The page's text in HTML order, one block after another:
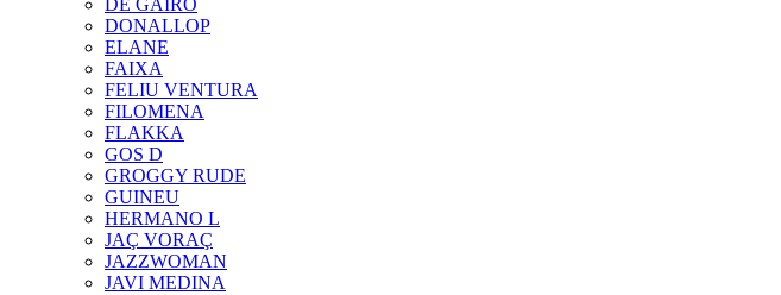
DE GAIRÓ
DONALLOP
ELANE
FAIXA
FELIU VENTURA
FILOMENA
FLAKKA
GOS D
GROGGY RUDE
GUINEU
HERMANO L
JAÇ VORAÇ
JAZZWOMAN
JAVI MEDINA